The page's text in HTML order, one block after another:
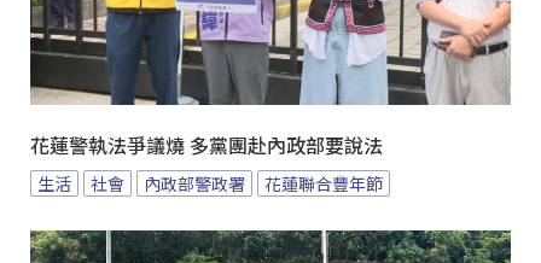
花蓮警執法爭議燒 多黨團赴內政部要說法
生活 社會 內政部警政署 花蓮聯合豐年節